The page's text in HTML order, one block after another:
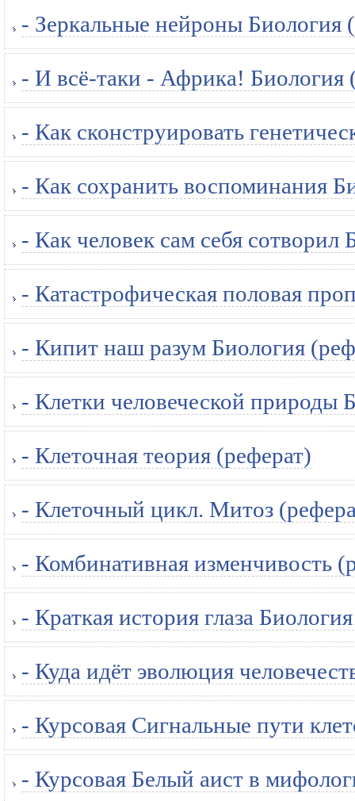
- Зеркальные нейроны Биология
- И всё-таки - Африка! Биология
- Как сконструировать
- Как сохранить воспоминания
- Как человек сам себя сотворил
- Катастрофическая половая
- Кипит наш разум Биология
- Клетки человеческой природы
- Клеточная теория (реферат)
- Клеточный цикл. Митоз
- Комбинативная изменчивость
- Краткая история глаза
- Куда идёт эволюция
- Курсовая Cигнальные пути
- Курсовая Белый аист в